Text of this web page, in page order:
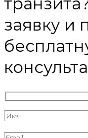
заявку и